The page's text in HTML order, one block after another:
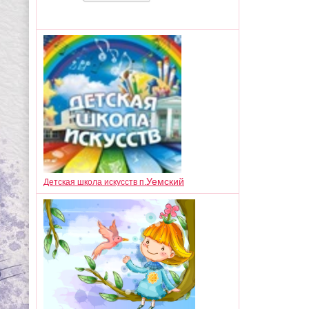
Детская школа искусств п.Уемский